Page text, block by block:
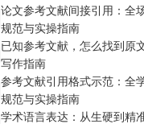
论文参考文献间接引用：全
规范与实操指南
已知参考文献，怎么找到原
写作指南
参考文献引用格式示范：全
规范与实操指南
学术语言表达：从生硬到精